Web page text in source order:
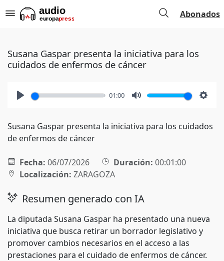
Abonados
Susana Gaspar presenta la iniciativa para los
cuidados de enfermos de cáncer
01:00
Susana Gaspar presenta la iniciativa para los cuidados
de enfermos de cáncer
Fecha: 06/07/2026 Duración: 00:01:00
Localización: ZARAGOZA
Resumen generado con IA
La diputada Susana Gaspar ha presentado una nueva
iniciativa que busca retirar un borrador legislativo y
promover cambios necesarios en el acceso a las
prestaciones para el cuidado de enfermos de cáncer.